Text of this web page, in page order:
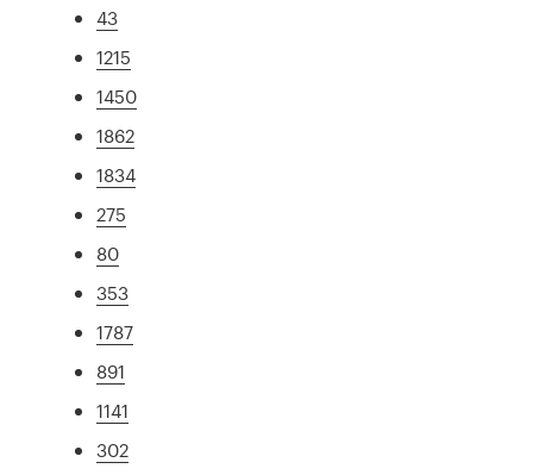
43
1215
1450
1862
1834
275
80
353
1787
891
1141
302